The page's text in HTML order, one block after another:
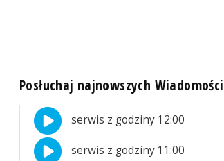
Posłuchaj najnowszych
serwis z godziny 12:00
serwis z godziny 11:00